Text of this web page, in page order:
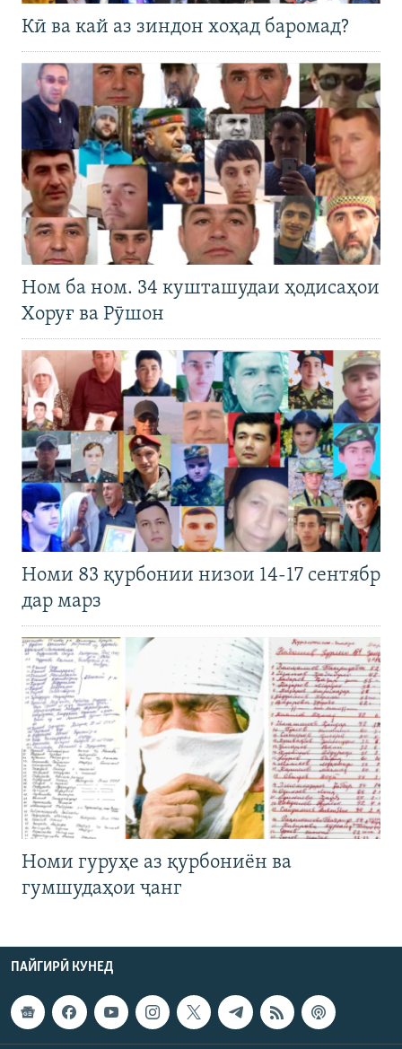
Кӣ ва кай аз зиндон хоҳад баромад?
Ном ба ном. 34 кушташудаи ҳодисаҳои
Хоруғ ва Рӯшон
Номи 83 қурбонии низои 14-17 сентябр
дар марз
Номи гуруҳе аз қурбониён ва
гумшудаҳои ҷанг
ПАЙГИРӢ КУНЕД